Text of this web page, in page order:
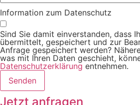
Information zum Datenschutz
Sind Sie damit einverstanden, dass
übermittelt, gespeichert und zur
Anfrage gespeichert werden?
was mit Ihren Daten geschieht,
Datenschutzerklärung entnehmen.
Senden
Jetzt anfragen